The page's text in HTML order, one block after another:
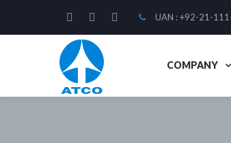
UAN : +92-21-
COMPANY